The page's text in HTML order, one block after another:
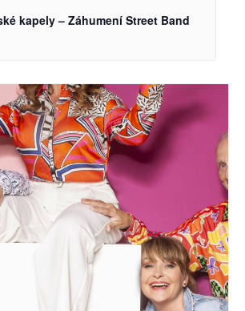
kapely – Záhumení Street Band